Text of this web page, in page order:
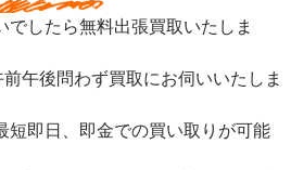
でしたら無料出張買取いたしま
午後問わず買取にお伺いいたしま
短即日、即金での買い取りが可能